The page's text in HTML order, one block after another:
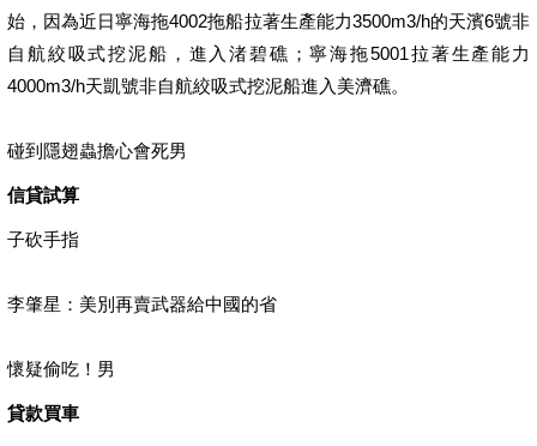
始，因為近日寧海拖4002拖船拉著生產能力3500m3/h的天濱6號非
自航絞吸式挖泥船，進入渚碧礁；寧海拖5001拉著生產能力
4000m3/h天凱號非自航絞吸式挖泥船進入美濟礁。
碰到隱翅蟲擔心會死男
信貸試算
子砍手指
李肇星：美別再賣武器給中國的省
懷疑偷吃！男
貸款買車